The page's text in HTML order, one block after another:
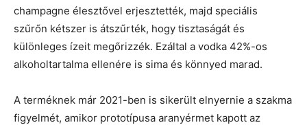
champagne élesztővel erjesztették, majd speciális
szűrőn kétszer is átszűrték, hogy tisztaságát és
különleges ízeit megőrizzék. Ezáltal a vodka 42%-os
alkoholtartalma ellenére is sima és könnyed marad.
A terméknek már 2021-ben is sikerült elnyernie a szakma
figyelmét, amikor prototípusa aranyérmet kapott az